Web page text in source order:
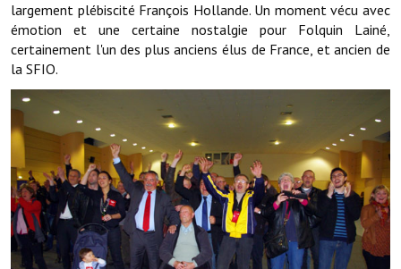
Fêtes et manifestations
Numéros d'urgence
Terrains et maisons à vendre
VOTRE MAIRIE
Elus et agents
L'équipe municipale
Le personnel municipal
largement plébiscité François Hollande. Un moment vécu avec
émotion et une certaine nostalgie pour Folquin Lainé,
certainement l'un des plus anciens élus de France, et ancien de
la SFIO.